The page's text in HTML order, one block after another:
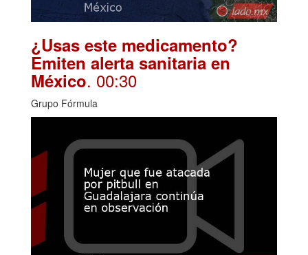
¿Usas este medicamento?
Emiten alerta sanitaria en
México. 00:30
Grupo Fórmula